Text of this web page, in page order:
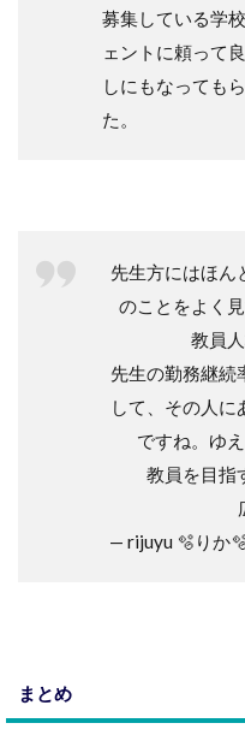
募集している学
ェントに頼って
しにもなっても
た。
先生方にはほん
のことをよく
教員
先生の勤務継続
して、その人に
ですね。ゆ
教員を目指
— rijuyu 🫧りか
まとめ